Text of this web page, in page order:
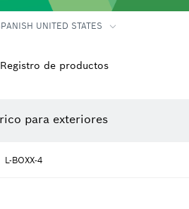
UNITED STATES
Registro de productos
para exteriores
L-BOXX-4